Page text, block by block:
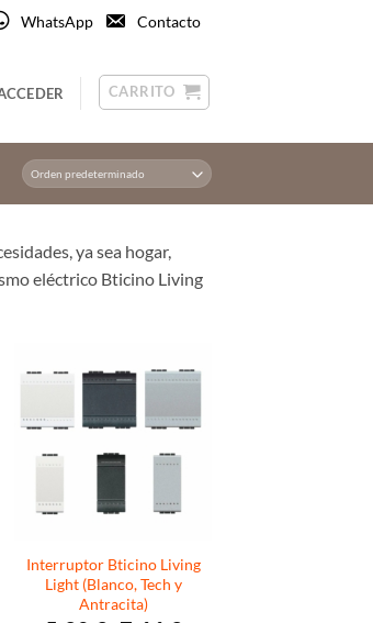
WhatsApp Contacto
CARRITO
ya sea hogar,
eléctrico Bticino Living
Interruptor Bticino Living
Light (Blanco, Tech y
Antracita)